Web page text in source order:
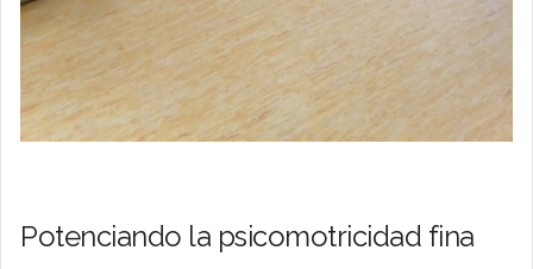
Potenciando la psicomotricidad fina